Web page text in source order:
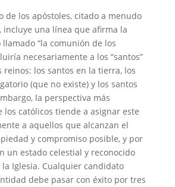
de los apóstoles, citado a menudo
incluye una línea que afirma la
“la comunión de los
necesariamente a los “santos”
reinos: los santos en la tierra, los
(que no existe) y los santos
la perspectiva más
católicos tiende a asignar este
a aquellos que alcanzan el
y compromiso posible, y por
un estado celestial y reconocido
Iglesia. Cualquier candidato
debe pasar con éxito por tres